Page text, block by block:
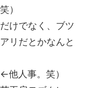
）
けでなく、ブツ
リだとかなんと
他人事。笑）